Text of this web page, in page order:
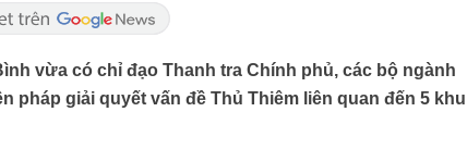
vừa có chỉ đạo Thanh tra Chính phủ, các bộ ngành
pháp giải quyết vấn đề Thủ Thiêm liên quan đến 5 khu